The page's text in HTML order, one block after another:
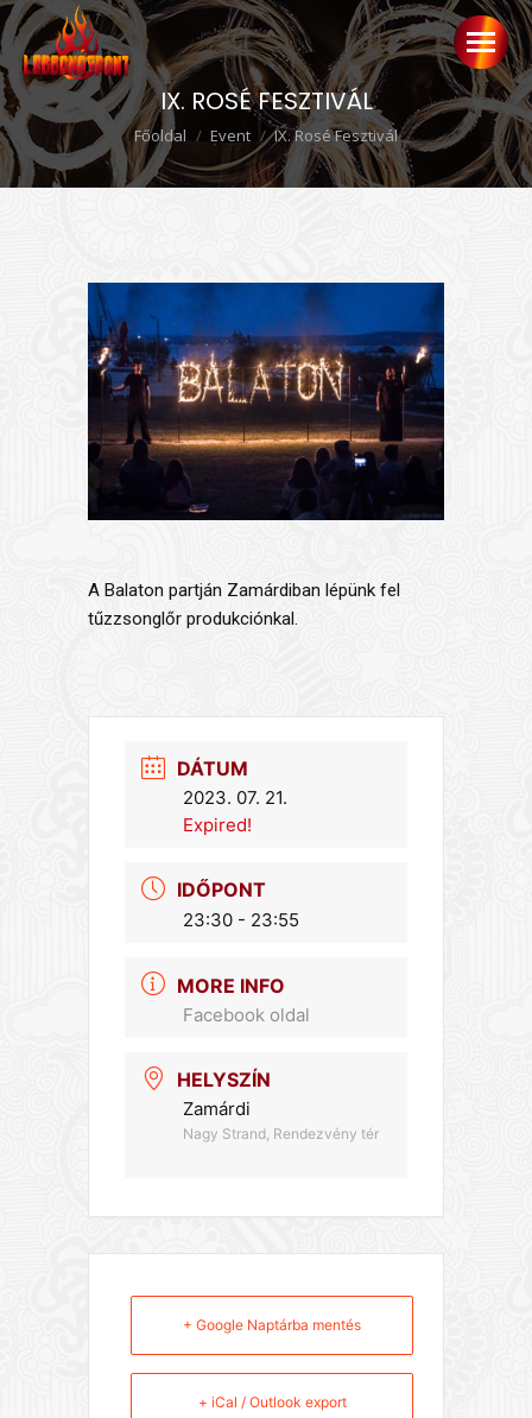
IX. ROSÉ FESZTIVÁL
Ön itt van:
Főoldal Event IX. Rosé Fesztivál
A Balaton partján Zamárdiban lépünk fel
tűzzsonglőr produkciónkal.
DÁTUM
2023. 07. 21.
Expired!
IDŐPONT
23:30 - 23:55
MORE INFO
Facebook oldal
HELYSZÍN
Zamárdi
Nagy Strand, Rendezvény tér
+ Google Naptárba mentés
+ iCal / Outlook export